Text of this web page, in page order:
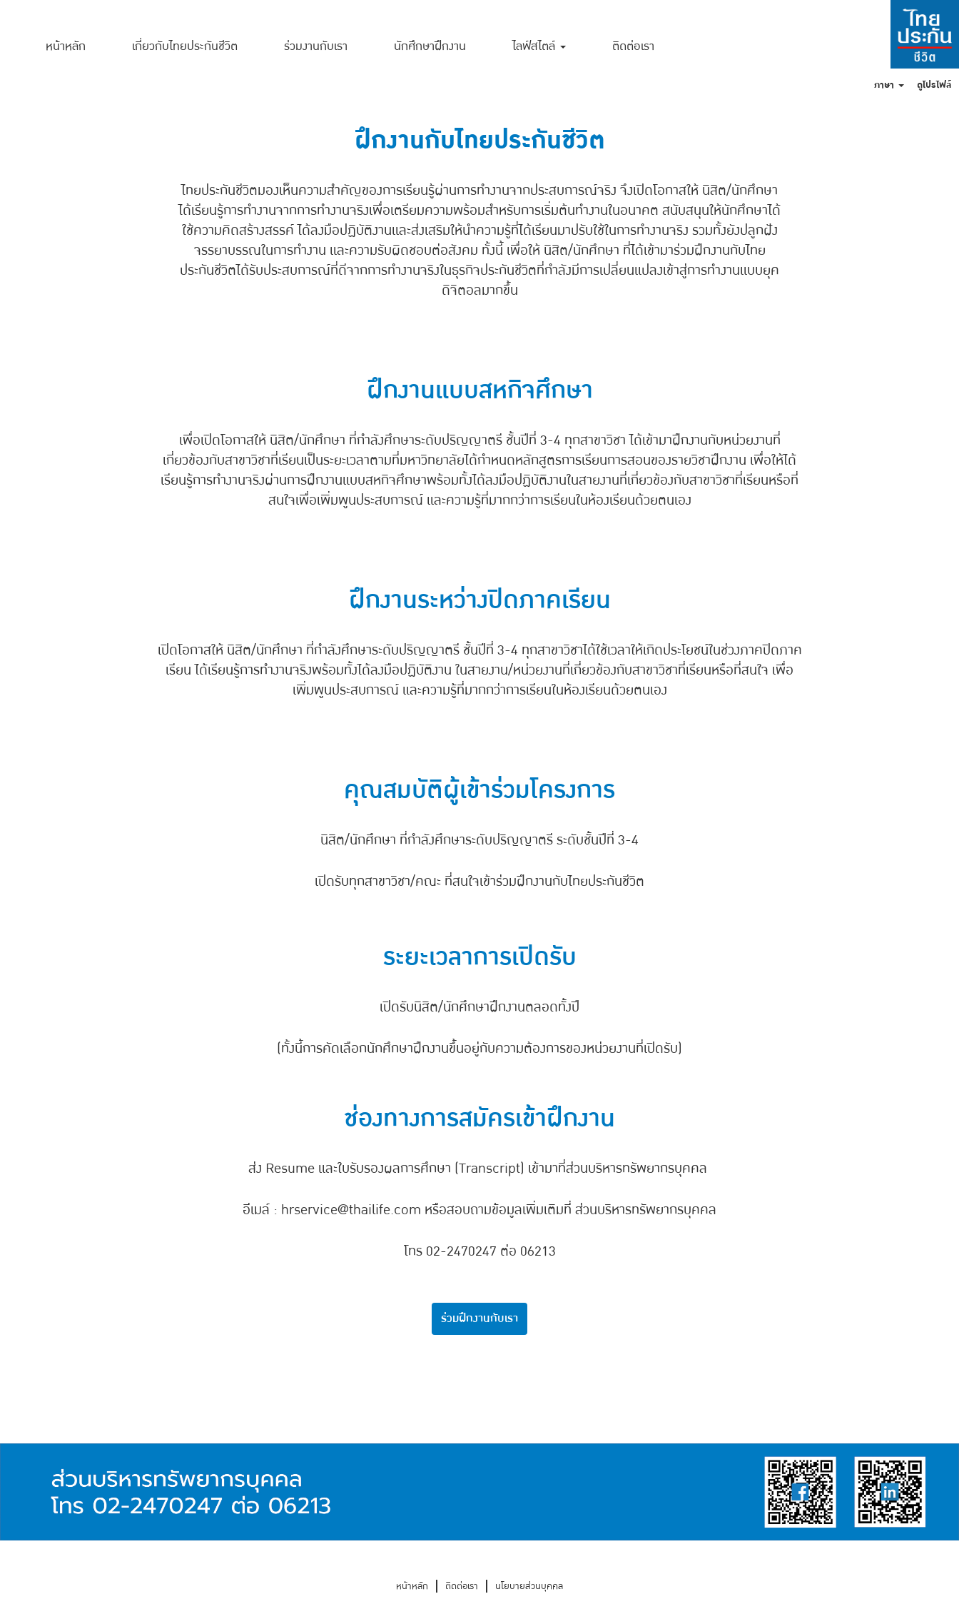
หน้าหลัก เกี่ยวกับไทยประกันชีวิต ร่วมงานกับเรา นักศึกษาฝึกงาน ไลฟ์สไตล์ ติดต่อเรา
ภาษา ดูโปรไฟล์
ฝึกงานกับไทยประกันชีวิต
ไทยประกันชีวิตมองเห็นความสำคัญของการเรียนรู้ผ่านการทำงานจากประสบการณ์จริง จึงเปิดโอกาสให้ นิสิต/นักศึกษา
ได้เรียนรู้การทำงานจากการทำงานจริงเพื่อเตรียมความพร้อมสำหรับการเริ่มต้นทำงานในอนาคต สนับสนุนให้นักศึกษาได้
ใช้ความคิดสร้างสรรค์ ได้ลงมือปฏิบัติงานและส่งเสริมให้นำความรู้ที่ได้เรียนมาปรับใช้ในการทำงานจริง รวมทั้งยังปลูกฝัง
จรรยาบรรณในการทำงาน และความรับผิดชอบต่อสังคม ทั้งนี้ เพื่อให้ นิสิต/นักศึกษา ที่ได้เข้ามาร่วมฝึกงานกับไทย
ประกันชีวิตได้รับประสบการณ์ที่ดีจากการทำงานจริงในธุรกิจประกันชีวิตที่กำลังมีการเปลี่ยนแปลงเข้าสู่การทำงานแบบยุค
ดิจิตอลมากขึ้น
ฝึกงานแบบสหกิจศึกษา
เพื่อเปิดโอกาสให้ นิสิต/นักศึกษา ที่กำลังศึกษาระดับปริญญาตรี ชั้นปีที่ 3-4 ทุกสาขาวิชา ได้เข้ามาฝึกงานกับหน่วยงานที่
เกี่ยวข้องกับสาขาวิชาที่เรียนเป็นระยะเวลาตามที่มหาวิทยาลัยได้กำหนดหลักสูตรการเรียนการสอนของรายวิชาฝึกงาน เพื่อให้ได้
เรียนรู้การทำงานจริงผ่านการฝึกงานแบบสหกิจศึกษาพร้อมทั้งได้ลงมือปฏิบัติงานในสายงานที่เกี่ยวข้องกับสาขาวิชาที่เรียนหรือที่
สนใจเพื่อเพิ่มพูนประสบการณ์ และความรู้ที่มากกว่าการเรียนในห้องเรียนด้วยตนเอง
ฝึกงานระหว่างปิดภาคเรียน
เปิดโอกาสให้ นิสิต/นักศึกษา ที่กำลังศึกษาระดับปริญญาตรี ชั้นปีที่ 3-4 ทุกสาขาวิชาได้ใช้เวลาให้เกิดประโยชน์ในช่วงภาคปิดภาค
เรียน ได้เรียนรู้การทำงานจริงพร้อมทั้งได้ลงมือปฏิบัติงาน ในสายงาน/หน่วยงานที่เกี่ยวข้องกับสาขาวิชาที่เรียนหรือที่สนใจ เพื่อ
เพิ่มพูนประสบการณ์ และความรู้ที่มากกว่าการเรียนในห้องเรียนด้วยตนเอง
คุณสมบัติผู้เข้าร่วมโครงการ
นิสิต/นักศึกษา ที่กำลังศึกษาระดับปริญญาตรี ระดับชั้นปีที่ 3-4
เปิดรับทุกสาขาวิชา/คณะ ที่สนใจเข้าร่วมฝึกงานกับไทยประกันชีวิต
ระยะเวลาการเปิดรับ
เปิดรับนิสิต/นักศึกษาฝึกงานตลอดทั้งปี
(ทั้งนี้การคัดเลือกนักศึกษาฝึกงานขึ้นอยู่กับความต้องการของหน่วยงานที่เปิดรับ)
ช่องทางการสมัครเข้าฝึกงาน
ส่ง Resume และใบรับรองผลการศึกษา (Transcript) เข้ามาที่ส่วนบริหารทรัพยากรบุคคล
อีเมล์ : hrservice@thailife.com หรือสอบถามข้อมูลเพิ่มเติมที่ ส่วนบริหารทรัพยากรบุคคล
โทร 02-2470247 ต่อ 06213
ร่วมฝึกงานกับเรา
หน้าหลัก ติดต่อเรา นโยบายส่วนบุคคล